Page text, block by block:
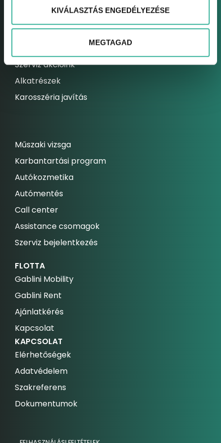
KIVÁLASZTÁS ENGEDÉLYEZÉSE
MEGTAGAD
Elektromos autó szerviz
Kárrendezési centrum
Állandó szolgáltatásaink
Szerviz akcióink
Alkatrészek
Karosszéria javítás
Műszaki vizsga
Karbantartási program
Autókozmetika
Autómentés
Call center
Assistance csomagok
Szerviz bejelentkezés
FLOTTA
Gablini Mobility
Gablini Rent
Ajánlatkérés
Kapcsolat
KAPCSOLAT
Elérhetőségek
Adatvédelem
Szakreferens
Dokumentumok